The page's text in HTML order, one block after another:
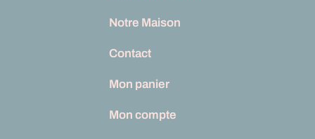
Notre Maison
Contact
Mon panier
Mon compte